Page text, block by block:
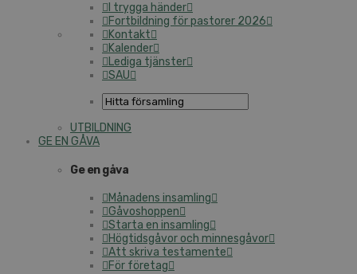
I trygga händer
Fortbildning för pastorer 2026
Kontakt
Kalender
Lediga tjänster
SAU
UTBILDNING
GE EN GÅVA
Ge en gåva
Månadens insamling
Gåvoshoppen
Starta en insamling
Högtidsgåvor och minnesgåvor
Att skriva testamente
För företag